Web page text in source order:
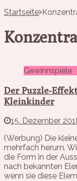
Startseite
Gewinnspiele
Der Puzzle-
Kleinkinder
15. Dezember
(Werbung) Die
mehrfach herum.
die Form in der
nach bekannten
wenn sie diese